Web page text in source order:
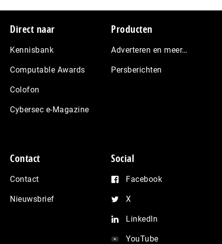
Footer
Direct naar
Kennisbank
Computable Awards
Colofon
Cybersec e-Magazine
Producten
Adverteren en meer…
Persberichten
Contact
Contact
Nieuwsbrief
Social
Facebook
X
LinkedIn
YouTube